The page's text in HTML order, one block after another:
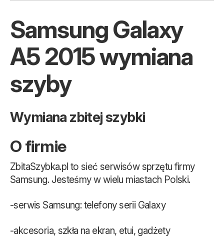
Samsung Galaxy
A5 2015 wymiana
szyby
Wymiana zbitej szybki
O firmie
ZbitaSzybka.pl to sieć serwisów sprzętu firmy
Samsung. Jesteśmy w wielu miastach Polski.
-serwis Samsung: telefony serii Galaxy
-akcesoria, szkła na ekran, etui, gadżety